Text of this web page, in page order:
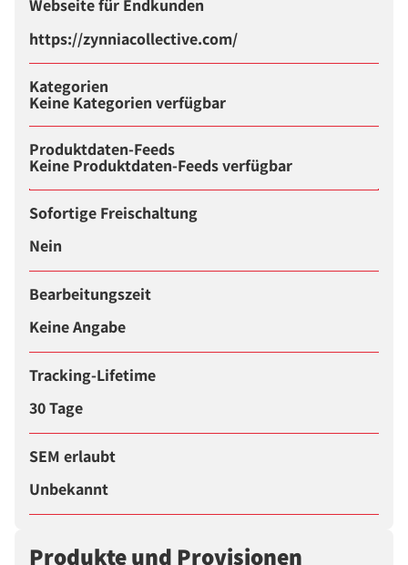
Webseite für Endkunden
https://zynniacollective.com/
Kategorien
Keine Kategorien verfügbar
Produktdaten-Feeds
Keine Produktdaten-Feeds verfügbar
Sofortige Freischaltung
Nein
Bearbeitungszeit
Keine Angabe
Tracking-Lifetime
30 Tage
SEM erlaubt
Unbekannt
Produkte und Provisionen